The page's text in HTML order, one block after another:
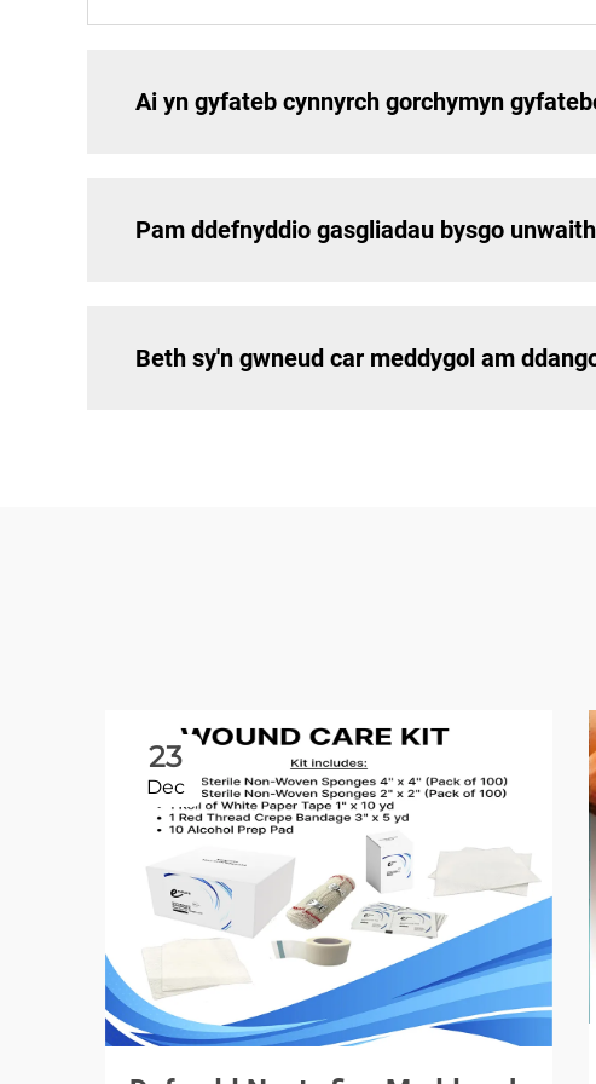
Ai yn gyfateb cynnyrch gorchymyn
Pam ddefnyddio gasgliadau bysgo
Beth sy'n gwneud car meddygol am
23
Dec